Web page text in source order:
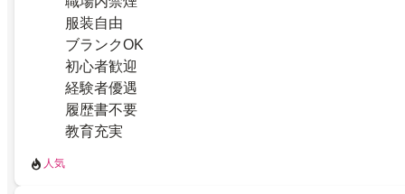
服装自由
ブランクOK
初心者歓迎
経験者優遇
履歴書不要
教育充実
人気